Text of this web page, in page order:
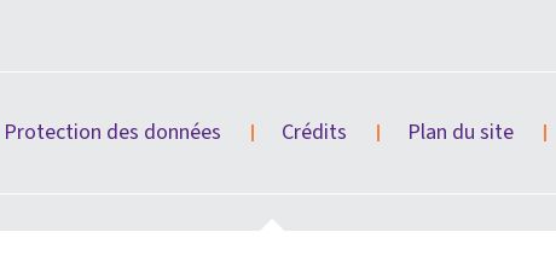
Protection des données Crédits Plan du site